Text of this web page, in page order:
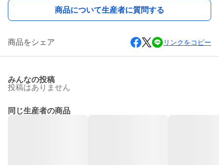
商品について生産者に質問する
商品をシェア リンクをコピー
みんなの投稿
投稿はありません
同じ生産者の商品